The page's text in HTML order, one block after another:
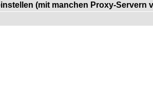
(mit manchen Proxy-Servern